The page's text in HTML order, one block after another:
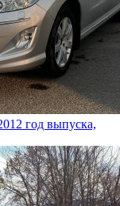
год выпуска,